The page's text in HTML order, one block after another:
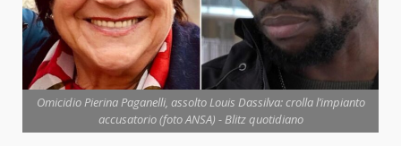
Omicidio Pierina Paganelli, assolto Louis Dassilva: crolla l’impianto
accusatorio (foto ANSA) - Blitz quotidiano